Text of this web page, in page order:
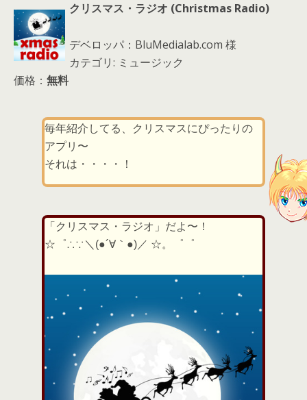
クリスマス・ラジオ (Christmas Radio)
デベロッパ：BluMedialab.com 様
カテゴリ: ミュージック
価格： 無料
毎年紹介してる、クリスマスにぴったりの
アプリ〜
それは・・・・！
「クリスマス・ラジオ」だよ〜！
☆゜∴∵＼(●´∀｀●)／ ☆。゜゜